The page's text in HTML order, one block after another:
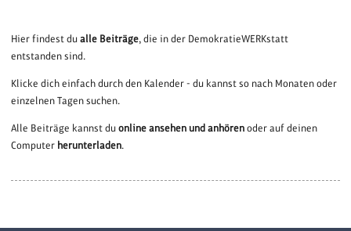
Hier findest dualle Beiträge, die in der DemokratieWERKstatt
entstanden sind.
Klicke dich einfach durch den Kalender - du kannst so nach Monaten oder
einzelnen Tagen suchen.
Alle Beiträge kannst duonline ansehen und anhören oder auf deinen
Computer herunterladen.